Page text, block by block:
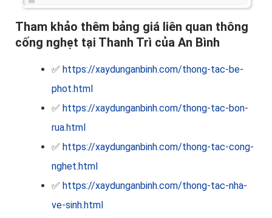
Tham khảo thêm bảng giá liên quan thông
cống nghẹt tại Thanh Trì của An Bình
✅ https://xaydunganbinh.com/thong-tac-be-
phot.html
✅ https://xaydunganbinh.com/thong-tac-bon-
rua.html
✅ https://xaydunganbinh.com/thong-tac-cong-
nghet.html
✅ https://xaydunganbinh.com/thong-tac-nha-
ve-sinh.html